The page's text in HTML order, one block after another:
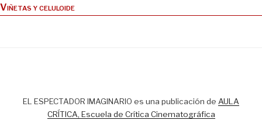
Viñetas y celuloide
EL ESPECTADOR IMAGINARIO es una publicación de AULA
CRÍTICA, Escuela de Crítica Cinematográfica